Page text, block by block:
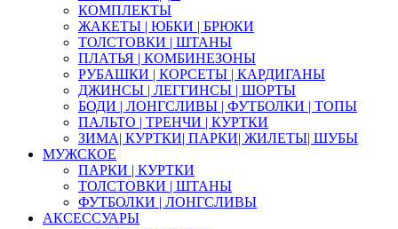
КОМПЛЕКТЫ
ЖАКЕТЫ | ЮБКИ | БРЮКИ
ТОЛСТОВКИ | ШТАНЫ
ПЛАТЬЯ | КОМБИНЕЗОНЫ
РУБАШКИ | КOPСЕТЫ | КАРДИГАНЫ
ДЖИНСЫ | ЛЕГГИНСЫ | ШОРТЫ
БОДИ | ЛОНГСЛИВЫ | ФУТБОЛКИ | ТОПЫ
ПАЛЬТО | ТРЕНЧИ | КУРТКИ
ЗИМА| КУРТКИ| ПАРКИ| ЖИЛЕТЫ| ШУБЫ
МУЖСКОЕ
ПАРКИ | КУРТКИ
ТОЛСТОВКИ | ШТАНЫ
ФУТБОЛКИ | ЛОНГСЛИВЫ
АКСЕССУАРЫ